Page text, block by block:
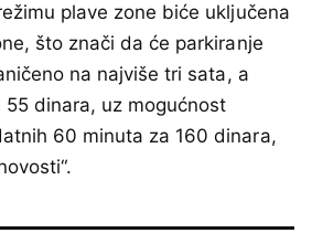
plave zone biće uključena
što znači da će parkiranje
na najviše tri sata, a
dinara, uz mogućnost
60 minuta za 160 dinara,